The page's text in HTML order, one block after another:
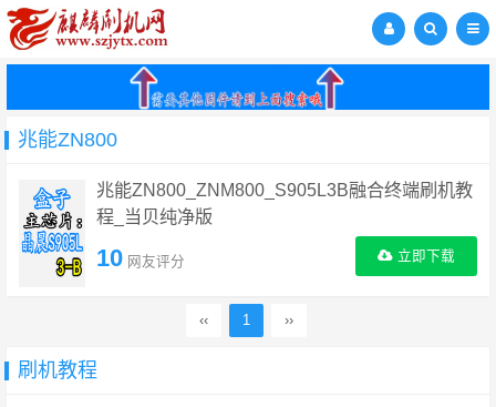
兆能ZN800
兆能ZN800_ZNM800_S905L3B融合终端刷机教
程_当贝纯净版
10 网友评分 立即下载
‹‹ 1 ››
刷机教程